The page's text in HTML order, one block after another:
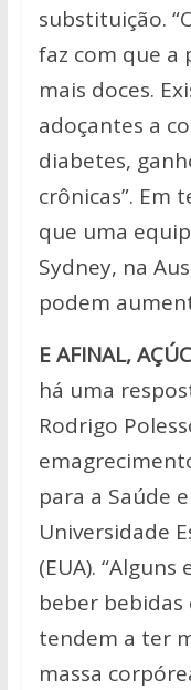
substituição.
faz com que a
mais doces.
adoçantes a
diabetes,
crônicas”. Em
que uma
Sydney, na
podem
E AFINAL,
há uma
Rodrigo
para a Saúde
Universidade
(EUA).
beber bebidas
tendem a ter
massa